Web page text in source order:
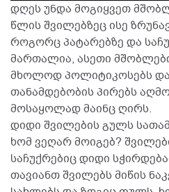
დღეს უნდა მოგიყვეთ
წლის შვილებზეც ისე
როგორც პატარებზე და
მართალია, ასეთი
მხოლოდ პოლიტიკოსებს
თანამდებობის პირებს
მოსაყოლად მაინც ღირს.
დიდი შვილების გულს
ხომ ვეღარ მოიგებ?
საჩუქრებიც დიდი
თავიანთ შვილებს მიწის